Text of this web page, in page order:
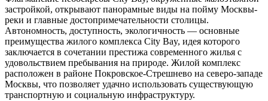
застройкой, открывают панорамные виды на пойму Москвы-
реки и главные достопримечательности столицы.
Автономность, доступность, экологичность — основные
преимущества жилого комплекса City Bay, идея которого
заключается в сочетании престижа современного жилья с
удовольствием пребывания на природе. Жилой комплекс
расположен в районе Покровское-Стрешнево на северо-западе
Москвы, что позволяет удачно использовать существующую
транспортную и социальную инфраструктуру.